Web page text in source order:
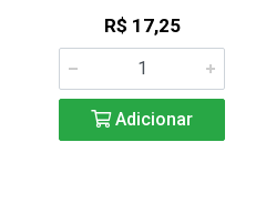
R$ 17,25
Adicionar